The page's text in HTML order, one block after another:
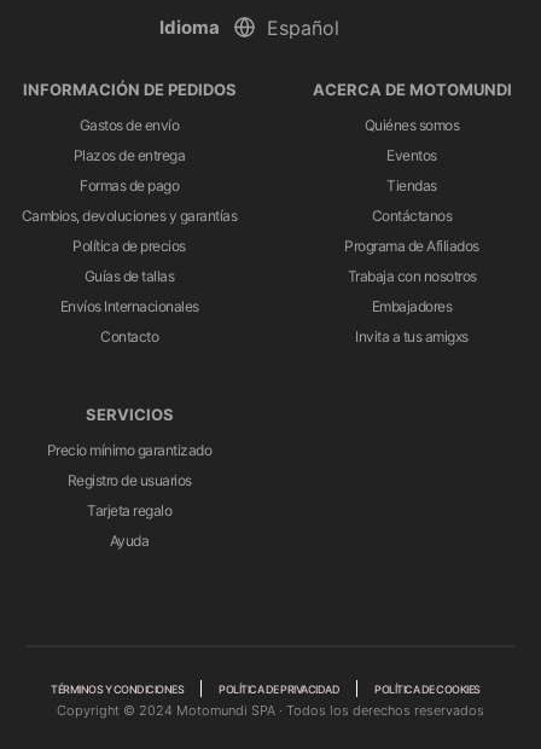
Idioma
INFORMACIÓN DE PEDIDOS
Gastos de envío
Plazos de entrega
Formas de pago
Cambios, devoluciones y garantías
Política de precios
Guías de tallas
Envíos Internacionales
Contacto
ACERCA DE MOTOMUNDI
Quiénes somos
Eventos
Tiendas
Contáctanos
Programa de Afiliados
Trabaja con nosotros
Embajadores
Invita a tus amigxs
SERVICIOS
Precio mínimo garantizado
Registro de usuarios
Tarjeta regalo
Ayuda
TÉRMINOS Y CONDICIONES POLÍTICA DE PRIVACIDAD POLÍTICA DE COOKIES
Copyright © 2024 Motomundi SPA · Todos los derechos reservados